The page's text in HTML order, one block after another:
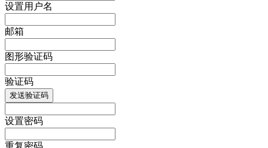
设置用户名
邮箱
图形验证码
验证码
发送验证码
设置密码
重复密码